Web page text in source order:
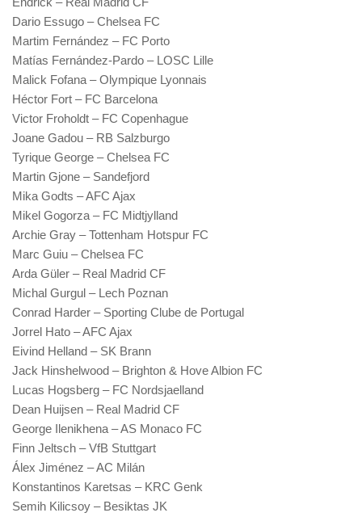
Dario Essugo – Chelsea FC
Martim Fernández – FC Porto
Matías Fernández-Pardo – LOSC Lille
Malick Fofana – Olympique Lyonnais
Héctor Fort – FC Barcelona
Victor Froholdt – FC Copenhague
Joane Gadou – RB Salzburgo
Tyrique George – Chelsea FC
Martin Gjone – Sandefjord
Mika Godts – AFC Ajax
Mikel Gogorza – FC Midtjylland
Archie Gray – Tottenham Hotspur FC
Marc Guiu – Chelsea FC
Arda Güler – Real Madrid CF
Michal Gurgul – Lech Poznan
Conrad Harder – Sporting Clube de Portugal
Jorrel Hato – AFC Ajax
Eivind Helland – SK Brann
Jack Hinshelwood – Brighton & Hove Albion FC
Lucas Hogsberg – FC Nordsjaelland
Dean Huijsen – Real Madrid CF
George Ilenikhena – AS Monaco FC
Finn Jeltsch – VfB Stuttgart
Álex Jiménez – AC Milán
Konstantinos Karetsas – KRC Genk
Semih Kilicsoy – Besiktas JK